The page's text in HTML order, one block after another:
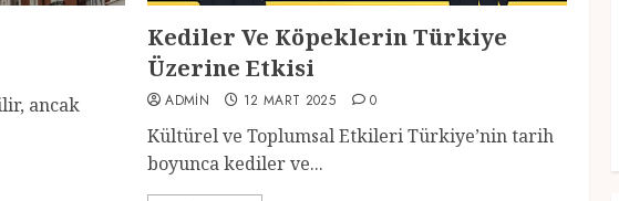
ancak
Kediler Ve Köpeklerin Türkiye
Üzerine Etkisi
ADMIN 12 MART 2025 0
Kültürel ve Toplumsal Etkileri Türkiye’nin tarih
boyunca kediler ve...